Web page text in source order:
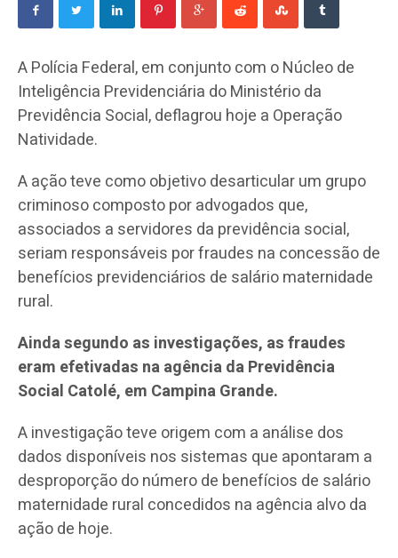
A Polícia Federal, em conjunto com o Núcleo de
Inteligência Previdenciária do Ministério da
Previdência Social, deflagrou hoje a Operação
Natividade.
A ação teve como objetivo desarticular um grupo
criminoso composto por advogados que,
associados a servidores da previdência social,
seriam responsáveis por fraudes na concessão de
benefícios previdenciários de salário maternidade
rural.
Ainda segundo as investigações, as fraudes
eram efetivadas na agência da Previdência
Social Catolé, em Campina Grande.
A investigação teve origem com a análise dos
dados disponíveis nos sistemas que apontaram a
desproporção do número de benefícios de salário
maternidade rural concedidos na agência alvo da
ação de hoje.